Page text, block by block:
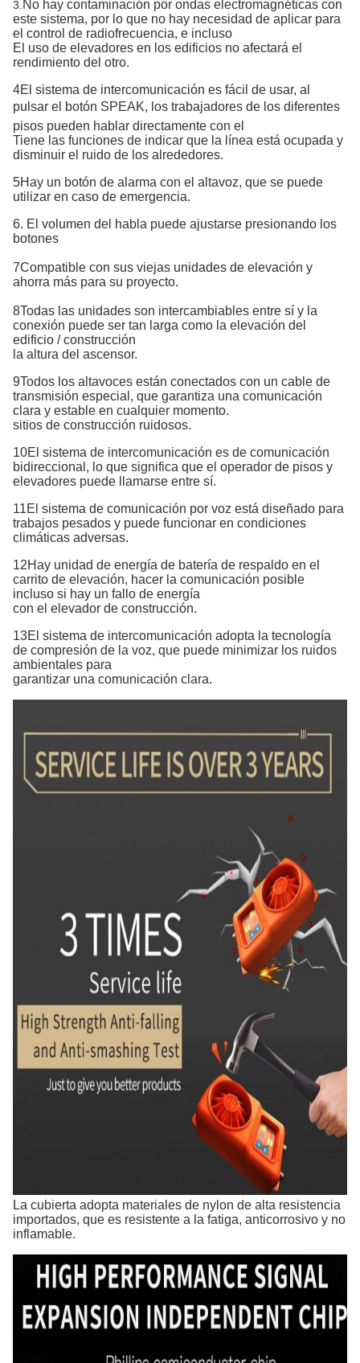
3. No hay contaminación por ondas electromagnéticas con
este sistema, por lo que no hay necesidad de aplicar para
el control de radiofrecuencia, e incluso
El uso de elevadores en los edificios no afectará el
rendimiento del otro.
4El sistema de intercomunicación es fácil de usar, al
pulsar el botón SPEAK, los trabajadores de los diferentes
pisos pueden hablar directamente con el
Tiene las funciones de indicar que la línea está ocupada y
disminuir el ruido de los alrededores.
5Hay un botón de alarma con el altavoz, que se puede
utilizar en caso de emergencia.
6. El volumen del habla puede ajustarse presionando los
botones
7Compatible con sus viejas unidades de elevación y
ahorra más para su proyecto.
8Todas las unidades son intercambiables entre sí y la
conexión puede ser tan larga como la elevación del
edificio / construcción
la altura del ascensor.
9Todos los altavoces están conectados con un cable de
transmisión especial, que garantiza una comunicación
clara y estable en cualquier momento.
sitios de construcción ruidosos.
10El sistema de intercomunicación es de comunicación
bidireccional, lo que significa que el operador de pisos y
elevadores puede llamarse entre sí.
11El sistema de comunicación por voz está diseñado para
trabajos pesados y puede funcionar en condiciones
climáticas adversas.
12Hay unidad de energía de batería de respaldo en el
carrito de elevación, hacer la comunicación posible
incluso si hay un fallo de energía
con el elevador de construcción.
13El sistema de intercomunicación adopta la tecnología
de compresión de la voz, que puede minimizar los ruidos
ambientales para
garantizar una comunicación clara.
La cubierta adopta materiales de nylon de alta resistencia
importados, que es resistente a la fatiga, anticorrosivo y no
inflamable.